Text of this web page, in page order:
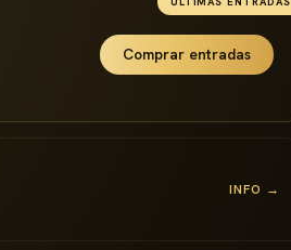
Comprar entradas
INFO →